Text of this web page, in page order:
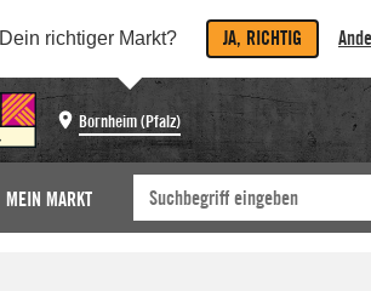
Dein richtiger Markt? JA, RICHTIG
Bornheim (Pfalz)
MEIN MARKT